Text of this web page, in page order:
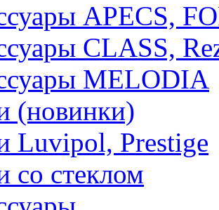
APECS,
CLASS,
MELODIA
(новинки)
Luvipol, Prestige
со стеклом